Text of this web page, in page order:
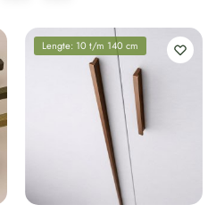
Lengte: 10 t/m 140 cm